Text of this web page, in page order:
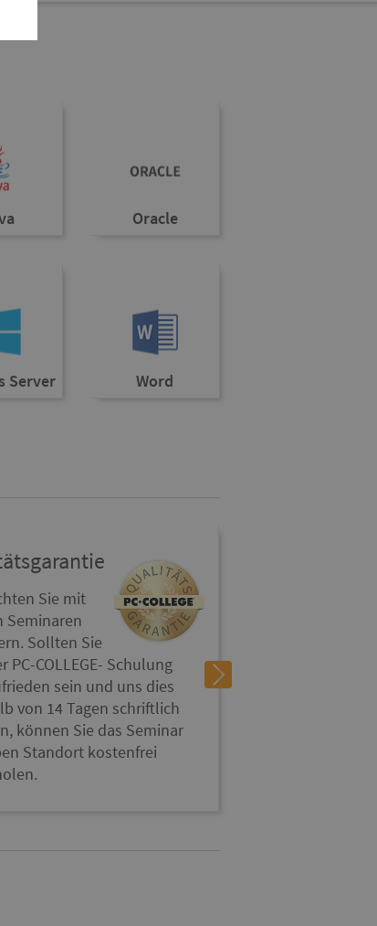
Oracle
Server Word
Sie mit
Seminaren
Sollten Sie
PC-COLLEGE- Schulung
sein und uns dies
von 14 Tagen schriftlich
können Sie das Seminar
Standort kostenfrei